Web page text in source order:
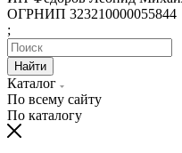
ОГРНИП 323210000055844
;
Найти
Каталог
По всему сайту
По каталогу